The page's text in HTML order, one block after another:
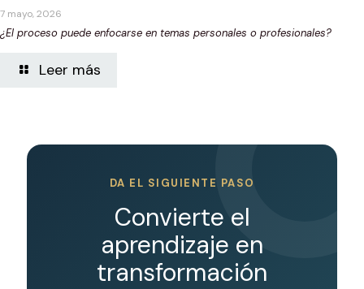
7 mayo, 2026
¿El proceso puede enfocarse en temas personales o profesionales?
Leer más
DA EL SIGUIENTE PASO
Convierte el
aprendizaje en
transformación